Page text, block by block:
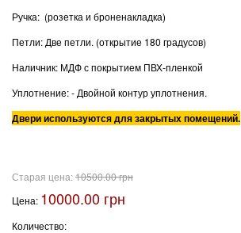
Ручка: (розетка и броненакладка)
Петли: Две петли. (открытие 180 градусов)
Наличник: МДФ с покрытием ПВХ-пленкой
Уплотнение: - Двойной контур уплотнения.
Двери используются для закрытых помещений.
Старая цена:10500.00 грн
Цена: 10000.00 грн
Количество: